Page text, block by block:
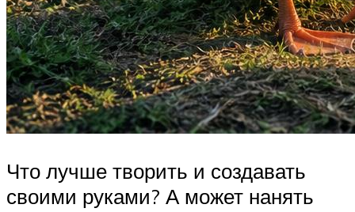
Что лучше творить и создавать
своими руками? А может нанять